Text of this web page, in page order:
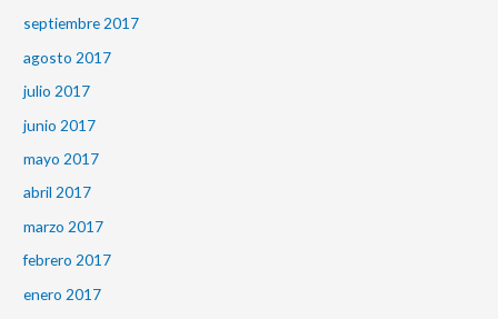
septiembre 2017
agosto 2017
julio 2017
junio 2017
mayo 2017
abril 2017
marzo 2017
febrero 2017
enero 2017